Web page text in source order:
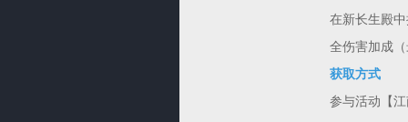
在新长生殿
全伤害加成
获取方式
参与活动【